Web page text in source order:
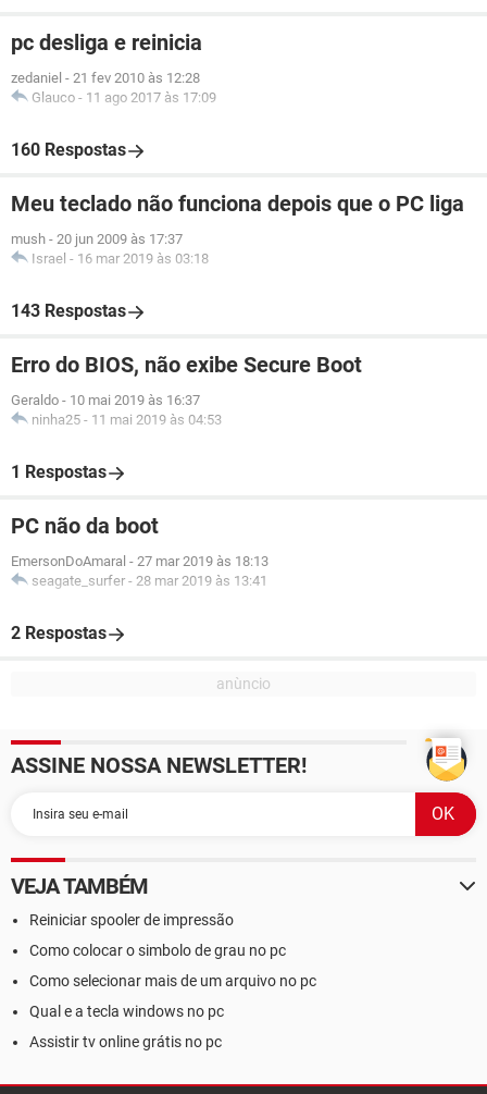
pc desliga e reinicia
zedaniel - 21 fev 2010 às 12:28
Glauco - 11 ago 2017 às 17:09
160 Respostas
Meu teclado não funciona depois que o PC liga
mush - 20 jun 2009 às 17:37
Israel - 16 mar 2019 às 03:18
143 Respostas
Erro do BIOS, não exibe Secure Boot
Geraldo - 10 mai 2019 às 16:37
ninha25 - 11 mai 2019 às 04:53
1 Respostas
PC não da boot
EmersonDoAmaral - 27 mar 2019 às 18:13
seagate_surfer - 28 mar 2019 às 13:41
2 Respostas
ASSINE NOSSA NEWSLETTER!
VEJA TAMBÉM
Reiniciar spooler de impressão
Como colocar o simbolo de grau no pc
Como selecionar mais de um arquivo no pc
Qual e a tecla windows no pc
Assistir tv online grátis no pc